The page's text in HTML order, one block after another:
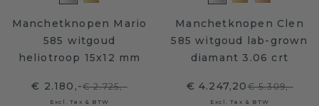
Manchetknopen Mario
585 witgoud
heliotroop 15x12 mm
€ 2.180,-€ 2.725,-
Excl. Tax & BTW
Manchetknopen Clen
585 witgoud lab-grown
diamant 3.06 crt
€ 4.247,20€ 5.309,-
Excl. Tax & BTW